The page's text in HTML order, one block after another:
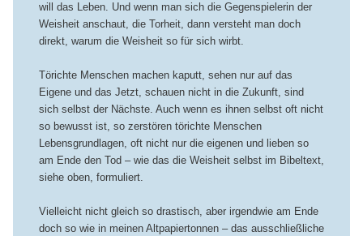
will das Leben. Und wenn man sich die Gegenspielerin der
Weisheit anschaut, die Torheit, dann versteht man doch
direkt, warum die Weisheit so für sich wirbt.
Törichte Menschen machen kaputt, sehen nur auf das
Eigene und das Jetzt, schauen nicht in die Zukunft, sind
sich selbst der Nächste. Auch wenn es ihnen selbst oft nicht
so bewusst ist, so zerstören törichte Menschen
Lebensgrundlagen, oft nicht nur die eigenen und lieben so
am Ende den Tod – wie das die Weisheit selbst im Bibeltext,
siehe oben, formuliert.
Vielleicht nicht gleich so drastisch, aber irgendwie am Ende
doch so wie in meinen Altpapiertonnen – das ausschließliche